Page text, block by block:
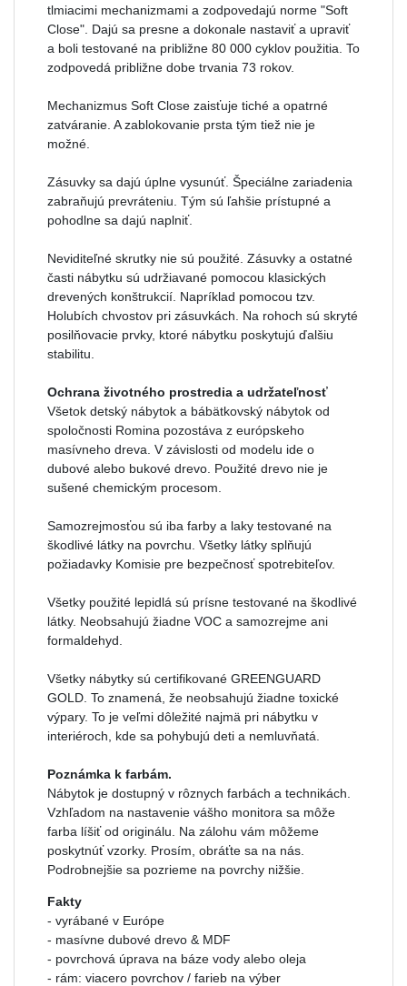
tlmiacimi mechanizmami a zodpovedajú norme "Soft
Close". Dajú sa presne a dokonale nastaviť a upraviť
a boli testované na približne 80 000 cyklov použitia. To
zodpovedá približne dobe trvania 73 rokov.
Mechanizmus Soft Close zaisťuje tiché a opatrné
zatváranie. A zablokovanie prsta tým tiež nie je
možné.
Zásuvky sa dajú úplne vysunúť. Špeciálne zariadenia
zabraňujú prevráteniu. Tým sú ľahšie prístupné a
pohodlne sa dajú naplniť.
Neviditeľné skrutky nie sú použité. Zásuvky a ostatné
časti nábytku sú udržiavané pomocou klasických
drevených konštrukcií. Napríklad pomocou tzv.
Holubích chvostov pri zásuvkách. Na rohoch sú skryté
posilňovacie prvky, ktoré nábytku poskytujú ďalšiu
stabilitu.
Ochrana životného prostredia a udržateľnosť
Všetok detský nábytok a bábätkovský nábytok od
spoločnosti Romina pozostáva z európskeho
masívneho dreva. V závislosti od modelu ide o
dubové alebo bukové drevo. Použité drevo nie je
sušené chemickým procesom.
Samozrejmosťou sú iba farby a laky testované na
škodlivé látky na povrchu. Všetky látky splňujú
požiadavky Komisie pre bezpečnosť spotrebiteľov.
Všetky použité lepidlá sú prísne testované na škodlivé
látky. Neobsahujú žiadne VOC a samozrejme ani
formaldehyd.
Všetky nábytky sú certifikované GREENGUARD
GOLD. To znamená, že neobsahujú žiadne toxické
výpary. To je veľmi dôležité najmä pri nábytku v
interiéroch, kde sa pohybujú deti a nemluvňatá.
Poznámka k farbám.
Nábytok je dostupný v rôznych farbách a technikách.
Vzhľadom na nastavenie vášho monitora sa môže
farba líšiť od originálu. Na zálohu vám môžeme
poskytnúť vzorky. Prosím, obráťte sa na nás.
Podrobnejšie sa pozrieme na povrchy nižšie.
Fakty
- vyrábané v Európe
- masívne dubové drevo & MDF
- povrchová úprava na báze vody alebo oleja
- rám: viacero povrchov / farieb na výber